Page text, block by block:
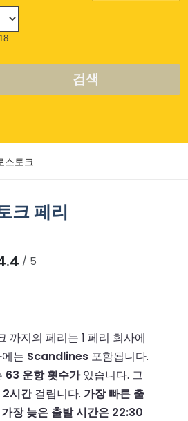
검색
토크
크 페리
/ 5
까지의 페리는 1 페리 회사에
는 Scandlines 포함됩니다.
63 운항 횟수가있습니다. 그
2시간걸립니다. 가장 빠른 출
가장 늦은 출발 시간은 22:30